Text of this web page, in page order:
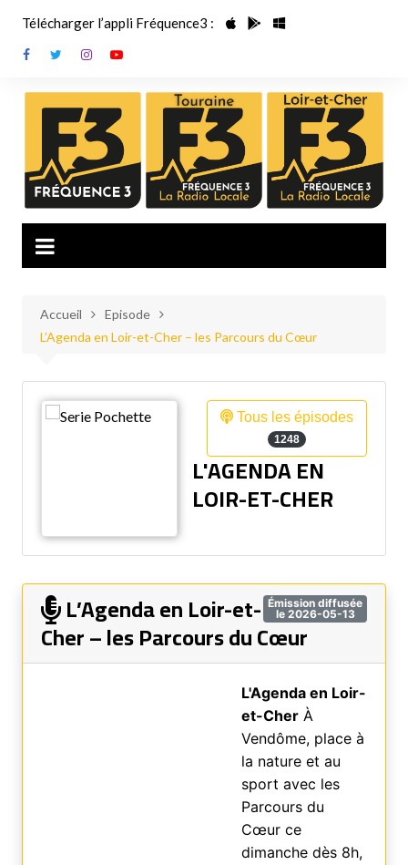
contenu
Télécharger l’appli Fréquence3 :
Accueil
Episode
L’Agenda en Loir-et-Cher – les Parcours du Cœur
Tous les épisodes
1248
L'AGENDA EN
LOIR-ET-CHER
Émission diffusée
le 2026-05-13
L’Agenda en Loir-et-
Cher – les Parcours du Cœur
L'Agenda en Loir-
et-CherÀ
Vendôme, place à
la nature et au
sport avec les
Parcours du
Cœur ce
dimanche dès 8h,